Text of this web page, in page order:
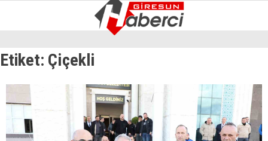
GÜNDEM
EKONOMI
Etiket: Çi̇çekli̇